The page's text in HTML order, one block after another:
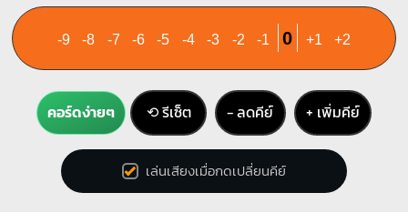
-9 -8 -7 -6 -5 -4 -3 -2 -1 0 +1 +2
คอร์ดง่ายๆ ⟲ รีเซ็ต − ลดคีย์ + เพิ่มคีย์
เล่นเสียงเมื่อกดเปลี่ยนคีย์